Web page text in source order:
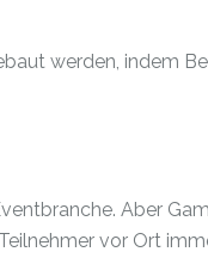
werden, indem
Aber
vor Ort